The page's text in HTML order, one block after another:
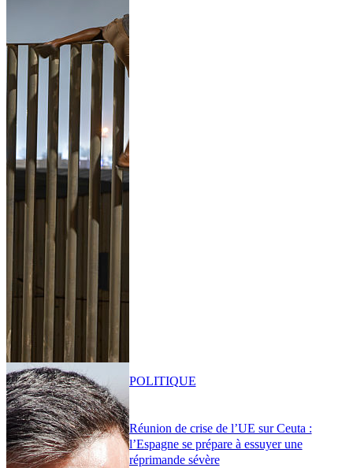
Réunion de crise de l’UE sur Ceuta :
l’Espagne se prépare à essuyer une
réprimande sévère
POLITIQUE